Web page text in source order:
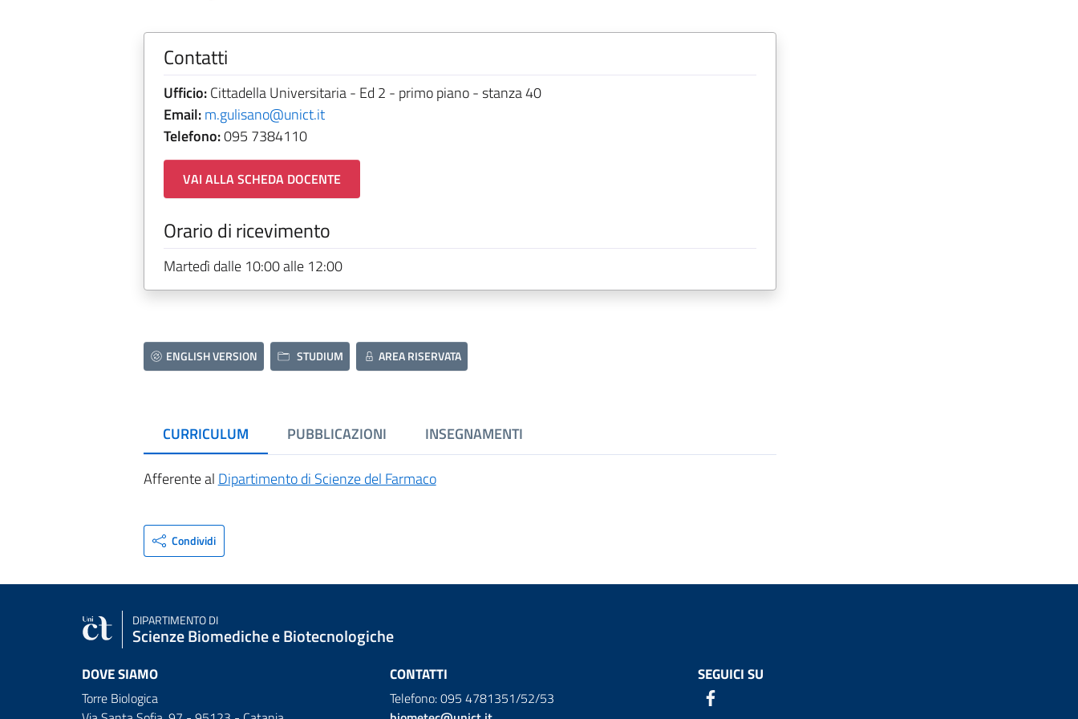
Contatti
Ufficio:Cittadella Universitaria - Ed 2 - primo piano - stanza 40
Email:m.gulisano@unict.it
Telefono:095 7384110
VAI ALLA SCHEDA DOCENTE
Orario di ricevimento
Martedì dalle 10:00 alle 12:00
ENGLISH VERSION STUDIUM AREA RISERVATA
CURRICULUM PUBBLICAZIONI INSEGNAMENTI
Afferente al Dipartimento di Scienze del Farmaco
Condividi
DIPARTIMENTO DI
Scienze Biomediche e Biotecnologiche
DOVE SIAMO
Torre Biologica
CONTATTI
Telefono: 095 4781351/52/53
SEGUICI SU